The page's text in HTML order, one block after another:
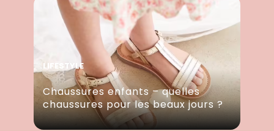
LIFESTYLE
Chaussures enfants – quelles
chaussures pour les beaux jours ?